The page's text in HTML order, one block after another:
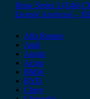
Bmw Series 3 (E46)
Εμπρός Αριστερό –
Alfa Romeo
Audi
Austin
Acura
BMW
BYD
Chery